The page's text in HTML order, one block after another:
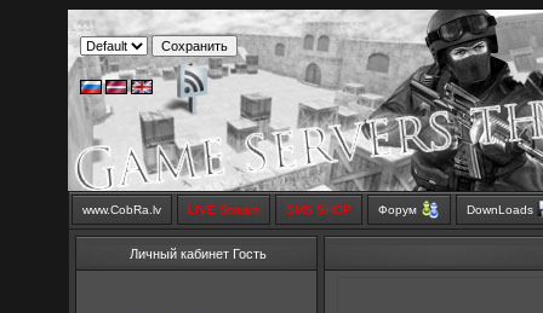
www.CobRa.lv LIVE Stream SMS SHOP Форум DownLoads
Личный кабинет Гость